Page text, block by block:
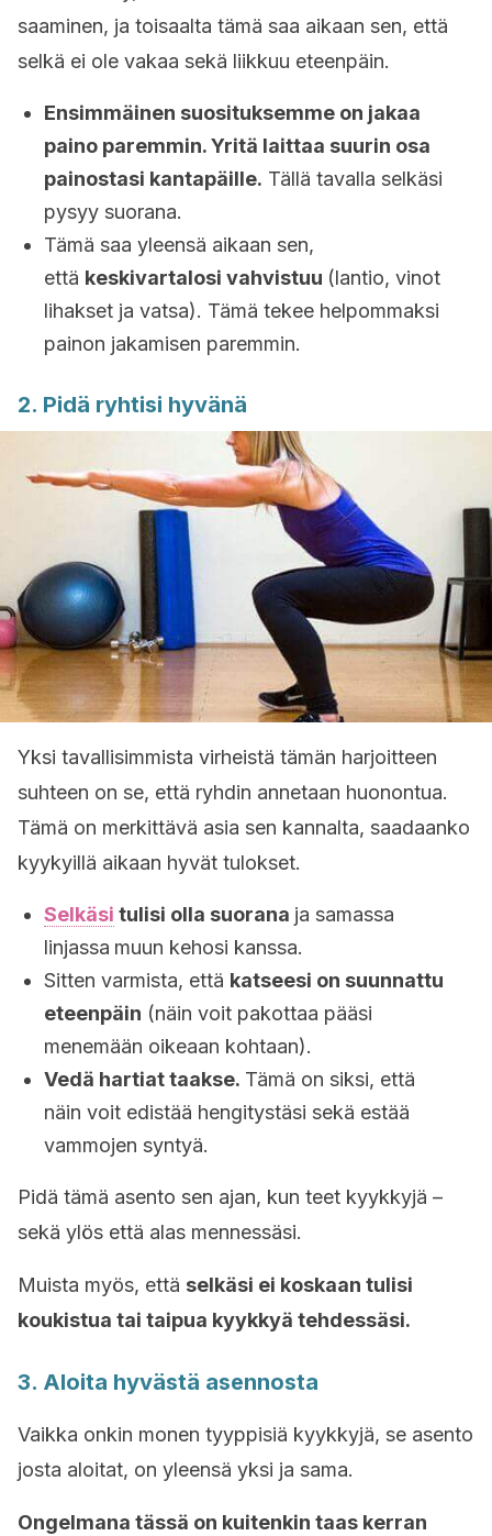
saaminen, ja toisaalta tämä saa aikaan sen, että
selkä ei ole vakaa sekä liikkuu eteenpäin.
Ensimmäinen suosituksemme on jakaa
paino paremmin. Yritä laittaa suurin osa
painostasi kantapäille. Tällä tavalla selkäsi
pysyy suorana.
Tämä saa yleensä aikaan sen,
että keskivartalosi vahvistuu (lantio, vinot
lihakset ja vatsa). Tämä tekee helpommaksi
painon jakamisen paremmin.
2. Pidä ryhtisi hyvänä
Yksi tavallisimmista virheistä tämän harjoitteen
suhteen on se, että ryhdin annetaan huonontua.
Tämä on merkittävä asia sen kannalta, saadaanko
kyykyillä aikaan hyvät tulokset.
Selkäsi tulisi olla suorana ja samassa
linjassa muun kehosi kanssa.
Sitten varmista, että katseesi on suunnattu
eteenpäin (näin voit pakottaa pääsi
menemään oikeaan kohtaan).
Vedä hartiat taakse. Tämä on siksi, että
näin voit edistää hengitystäsi sekä estää
vammojen syntyä.
Pidä tämä asento sen ajan, kun teet kyykkyjä –
sekä ylös että alas mennessäsi.
Muista myös, että selkäsi ei koskaan tulisi
koukistua tai taipua kyykkyä tehdessäsi.
3. Aloita hyvästä asennosta
Vaikka onkin monen tyyppisiä kyykkyjä, se asento
josta aloitat, on yleensä yksi ja sama.
Ongelmana tässä on kuitenkin taas kerran